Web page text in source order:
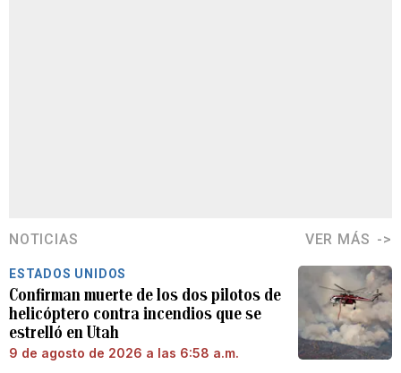
NOTICIAS VER MÁS
ESTADOS UNIDOS
Confirman muerte de los dos pilotos de
helicóptero contra incendios que se
estrelló en Utah
9 de agosto de 2026 a las 6:58 a.m.